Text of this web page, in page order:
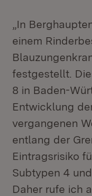
„In
einem
festgestellt.
8 in Baden-
Entwicklung
vergangenen
entlang der
Eintragsrisiko
Subtypen 4
Daher rufe ich